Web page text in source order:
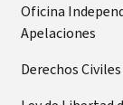
Oficina
Apelaciones
Derechos Civiles